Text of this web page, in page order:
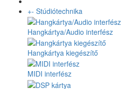
+- Stúdiótechnika
Hangkártya/Audio interfész
Hangkártya kiegészítő
MIDI interfész